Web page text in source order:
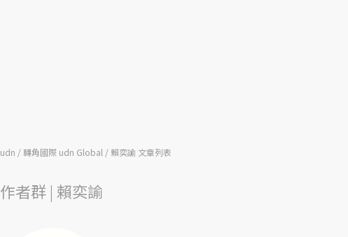
udn 轉角國際 udn Global 賴奕諭 文章列表
作者群 | 賴奕諭